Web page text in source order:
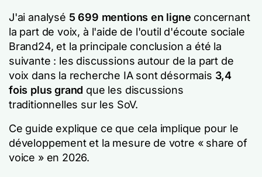
J'ai analysé 5 699 mentions en ligne concernant
la part de voix, à l'aide de l'outil d'écoute sociale
Brand24, et la principale conclusion a été la
suivante : les discussions autour de la part de
voix dans la recherche IA sont désormais 3,4
fois plus grand que les discussions
traditionnelles sur les SoV.
Ce guide explique ce que cela implique pour le
développement et la mesure de votre « share of
voice » en 2026.